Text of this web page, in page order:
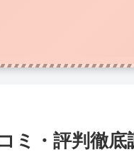
ミ・評判徹